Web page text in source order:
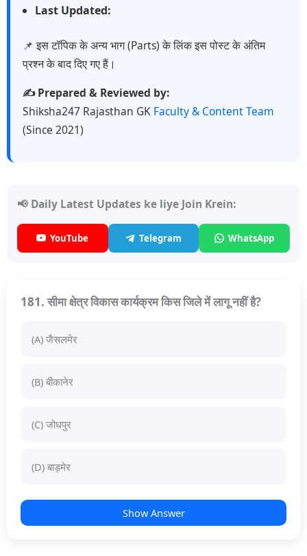
Last Updated:
📌 इस टॉपिक के अन्य भाग (Parts) के लिंक इस पोस्ट के अंतिम
प्रश्न के बाद दिए गए हैं।
✍️ Prepared & Reviewed by:
Shiksha247 Rajasthan GK Faculty & Content Team
(Since 2021)
📢 Daily Latest Updates ke liye Join Krein:
YouTube Telegram WhatsApp
181. सीमा क्षेत्र विकास कार्यक्रम किस जिले में लागू नहीं है?
(A) जैसलमेर
(B) बीकानेर
(C) जोधपुर
(D) बाड़मेर
Show Answer